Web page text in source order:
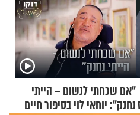
"אם שכחתי לנשום – הייתי
נחנק": יוחאי לוי בסיפור חיים